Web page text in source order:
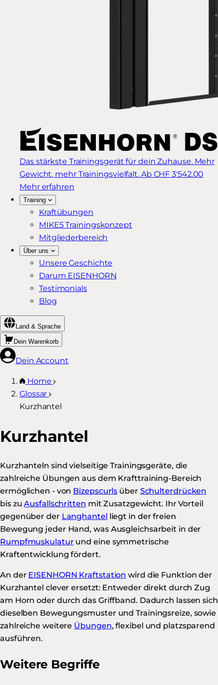
Das stärkste Trainingsgerät für dein Zuhause. Mehr
Gewicht, mehr Trainingsvielfalt. Ab CHF 3'542.00
Mehr erfahren
Training
Kraftübungen
MIKE5 Trainingskonzept
Mitgliederbereich
Über uns
Unsere Geschichte
Darum EISENHORN
Testimonials
Blog
Land & Sprache
Dein Warenkorb
Dein Account
Home
Glossar
Kurzhantel
Kurzhantel
Kurzhanteln sind vielseitige Trainingsgeräte, die
zahlreiche Übungen aus dem Krafttraining-Bereich
ermöglichen - von Bizepscurls über Schulterdrücken
bis zuAusfallschritten mit Zusatzgewicht. Ihr Vorteil
gegenüber der Langhantel liegt in der freien
Bewegung jeder Hand, was Ausgleichsarbeit in der
Rumpfmuskulatur und eine symmetrische
Kraftentwicklung fördert.
An der EISENHORN Kraftstation wird die Funktion der
Kurzhantel clever ersetzt: Entweder direkt durch Zug
am Horn oder durch das Griffband. Dadurch lassen sich
dieselben Bewegungsmuster und Trainingsreize, sowie
zahlreiche weitere Übungen, flexibel und platzsparend
ausführen.
Weitere Begriffe